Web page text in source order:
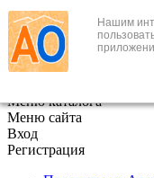
Нашим
+7 (495) 646-888-1
В корзине
Меню каталога
Меню сайта
Вход
Регистрация